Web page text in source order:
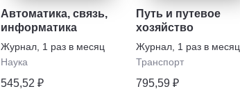
Автоматика, связь,
информатика
Журнал 1 раз в месяц
Наука
545,52 ₽
Путь и путевое
хозяйство
Журнал 1 раз в месяц
Транспорт
795,59 ₽